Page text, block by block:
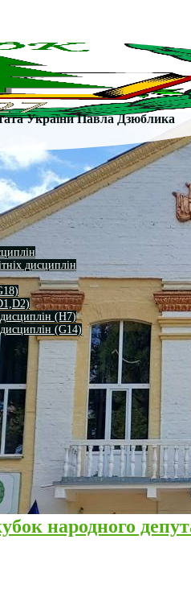
дисциплін
(H7)
(G14)
України Павла Дзюблика
народного